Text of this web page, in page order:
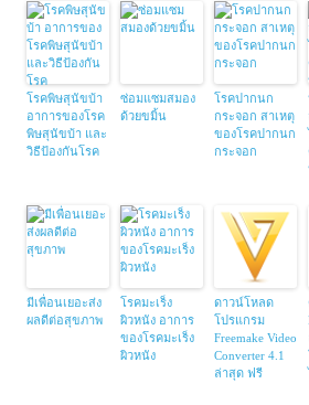
โรคพิษสุนัขบ้า
อาการของโรค
พิษสุนัขบ้า และ
วิธีป้องกันโรค
ซ่อมแซมสมอง
ด้วยขมิ้น
โรคปากนก
กระจอก สาเหตุ
ของโรคปากนก
กระจอก
มีเพื่อนเยอะส่ง
ผลดีต่อสุขภาพ
โรคมะเร็ง
ผิวหนัง อาการ
ของโรคมะเร็ง
ผิวหนัง
ดาวน์โหลด
โปรแกรม
Freemake Video
Converter 4.1
ล่าสุด ฟรี